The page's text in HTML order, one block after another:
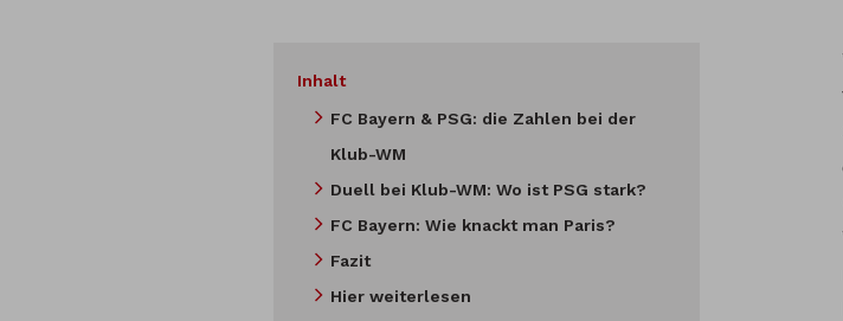
Inhalt
FC Bayern & PSG: die Zahlen bei der
Klub-WM
Duell bei Klub-WM: Wo ist PSG stark?
FC Bayern: Wie knackt man Paris?
Fazit
Hier weiterlesen